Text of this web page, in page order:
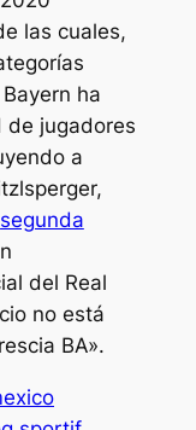
las cuales,
ha
de jugadores
a
segunda
del Real
no está
BA».